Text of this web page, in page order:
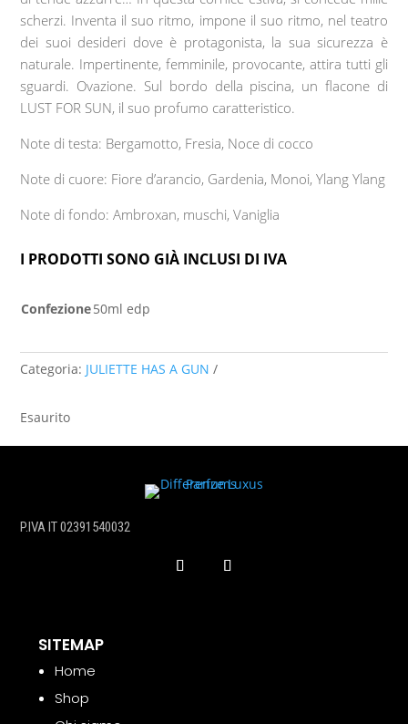
scherzi. Inventa il suo ritmo, impone il suo ritmo, nel teatro
dei suoi desideri dove è protagonista, la sua sicurezza è
naturale. Impertinente, femminile, provocante, attira tutti gli
sguardi. Ovazione. Sul bordo della piscina, un flacone di
LUST FOR SUN, il suo profumo caratteristico.
Note di testa: Bergamotto, Fresia, Noce di cocco
Note di cuore: Fiore d’arancio, Gardenia, Monoi, Ylang Ylang
Note di fondo: Ambroxan, muschi, Vaniglia
I PRODOTTI SONO GIÀ INCLUSI DI IVA
Confezione50ml edp
Categoria: JULIETTE HAS A GUN
Esaurito
P.IVA IT 02391540032
SITEMAP
Home
Shop